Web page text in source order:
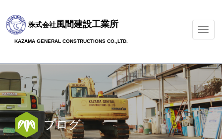
ナ
ビ
ー
シ
ョ
ン
の
切
替
株式会社風間建設工業所
KAZAMA GENERAL CONSTRUCTIONS CO.,LTD.
ブログ